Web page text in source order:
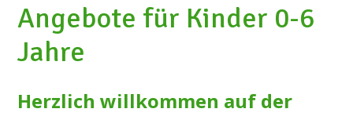
Angebote für Kinder 0-6
Jahre
Herzlich willkommen auf der